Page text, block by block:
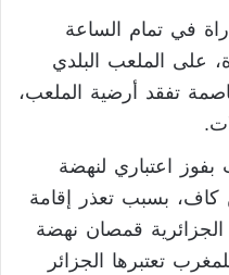
في تمام الساعة
على الملعب البلدي
تفقد أرضية الملعب،
بفوز اعتباري لنهضة
كاف، بسبب تعذر إقامة
الجزائرية قمصان نهضة
تعتبرها الجزائر